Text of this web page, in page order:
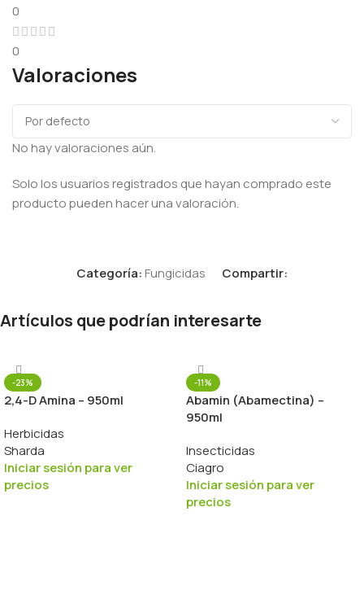
0
0
Valoraciones
No hay valoraciones aún.
Solo los usuarios registrados que hayan comprado este
producto pueden hacer una valoración.
Categoría:Fungicidas Compartir:
Artículos que podrían interesarte
-23%
2,4-D Amina – 950ml
Herbicidas
Sharda
Iniciar sesión para ver
precios
-11%
Abamin (Abamectina) –
950ml
Insecticidas
Ciagro
Iniciar sesión para ver
precios